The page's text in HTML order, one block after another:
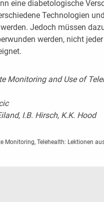
eine diabetologische
Technologien
Jedoch müssen
werden, nicht
Monitoring and Use of
I.B. Hirsch, K.K. Hood
Monitoring, Telehealth: Lektionen